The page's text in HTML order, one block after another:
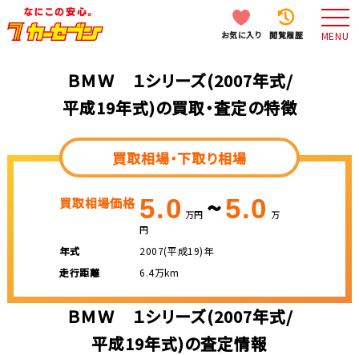
お気に入り 閲覧履歴 MENU
ＢＭＷ １シリーズ(2007年式/
平成19年式)の買取・査定の特徴
買取相場・下取り相場
買取相場価格 5.0 万円 ~5.0 万
円
年式
2007(平成19)年
走行距離
6.4万km
ＢＭＷ １シリーズ(2007年式/
平成19年式)の査定情報